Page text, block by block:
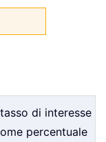
di interesse
percentuale